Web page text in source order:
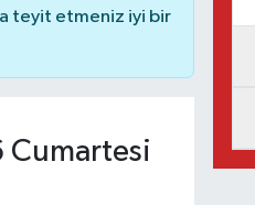
teyit etmeniz iyi bir